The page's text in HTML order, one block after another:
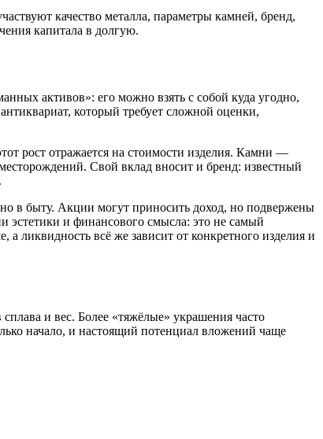
качество металла, параметры камней, бренд,
капитала в долгую.
активов»: его можно взять с собой куда угодно,
который требует сложной оценки,
рост отражается на стоимости изделия. Камни —
Свой вклад вносит и бренд: известный
в быту. Акции могут приносить доход, но подвержены
эстетики и финансового смысла: это не самый
всё же зависит от конкретного изделия и
и вес. Более «тяжёлые» украшения часто
начало, и настоящий потенциал вложений чаще